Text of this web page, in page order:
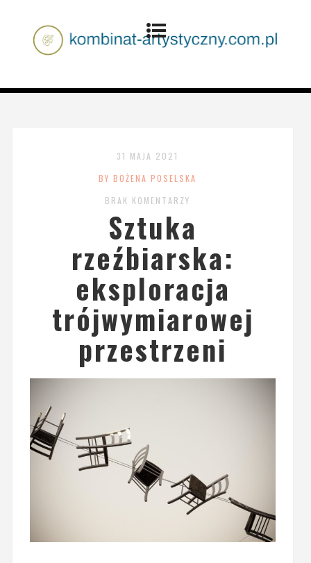
31 MAJA 2021
BY BOŻENA POSELSKA
BRAK KOMENTARZY
Sztuka
rzeźbiarska:
eksploracja
trójwymiarowej
przestrzeni